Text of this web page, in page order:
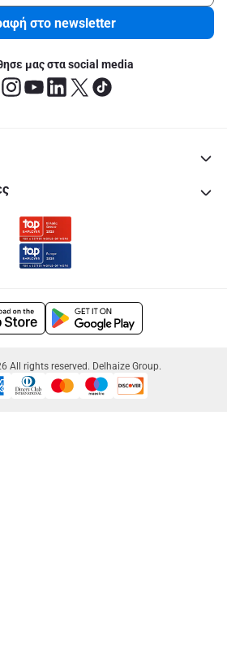
στο newsletter
μας στα social media
All rights reserved. Delhaize Group.